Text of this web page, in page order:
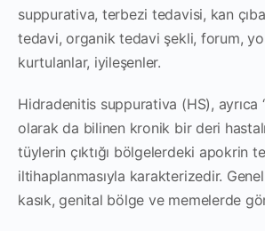
suppurativa, terbezi tedavisi, kan
tedavi, organik tedavi şekli, forum,
kurtulanlar, iyileşenler.
Hidradenitis suppurativa (HS), ayrıca
olarak da bilinen kronik bir deri
tüylerin çıktığı bölgelerdeki apokrin
iltihaplanmasıyla karakterizedir.
kasık, genital bölge ve memelerde